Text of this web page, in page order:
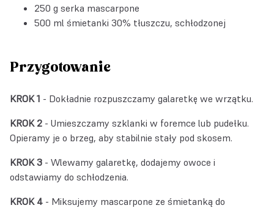
250 g serka mascarpone
500 ml śmietanki 30% tłuszczu, schłodzonej
Przygotowanie
KROK 1 - Dokładnie rozpuszczamy galaretkę we wrzątku.
KROK 2 - Umieszczamy szklanki w foremce lub pudełku.
Opieramy je o brzeg, aby stabilnie stały pod skosem.
KROK 3 - Wlewamy galaretkę, dodajemy owoce i
odstawiamy do schłodzenia.
KROK 4 - Miksujemy mascarpone ze śmietanką do